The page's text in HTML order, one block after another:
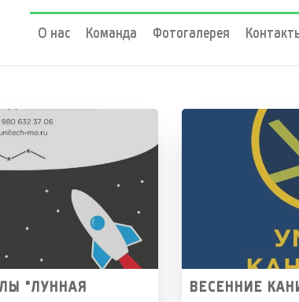
О нас Команда Фотогалерея
"ЛУННАЯ
ВЕСЕННИЕ